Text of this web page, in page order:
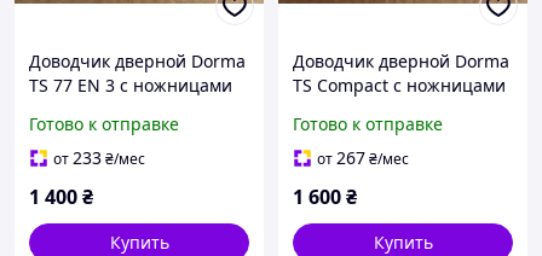
Доводчик дверной Dorma
TS 77 EN 3 c ножницами
Готово к отправке
от233₴/мес
1 400₴
Купить
Доводчик дверной Dorma
TS Compact с ножницами
Готово к отправке
от267₴/мес
1 600₴
Купить